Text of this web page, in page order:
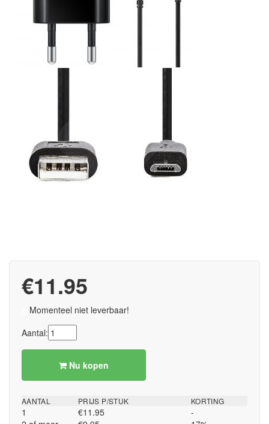
€11.95
Momenteel niet leverbaar!
Aantal:
Nu kopen
AANTAL
1
PRIJS P/STUK
€11.95
KORTING
-